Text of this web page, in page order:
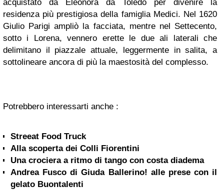
acquistato da Eleonora da Toledo per divenire la
residenza più prestigiosa della famiglia Medici. Nel 1620
Giulio Parigi ampliò la facciata, mentre nel Settecento,
sotto i Lorena, vennero erette le due ali laterali che
delimitano il piazzale attuale, leggermente in salita, a
sottolineare ancora di più la maestosità del complesso.
Potrebbero interessarti anche :
Streeat Food Truck
Alla scoperta dei Colli Fiorentini
Una crociera a ritmo di tango con costa diadema
Andrea Fusco di Giuda Ballerino! alle prese con il
gelato Buontalenti